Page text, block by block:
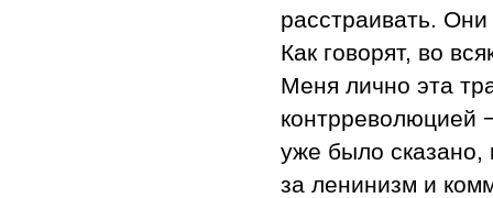
расстраивать.
Как говорят, во
Меня лично эта
контрреволюцией
уже было сказано,
за ленинизм и